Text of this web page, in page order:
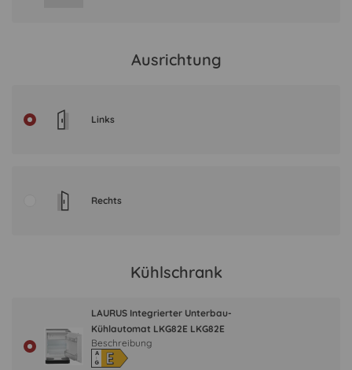
Ausrichtung
Links
Rechts
Kühlschrank
LAURUS Integrierter Unterbau-
Kühlautomat LKG82E LKG82E
A
↑G E
Beschreibung